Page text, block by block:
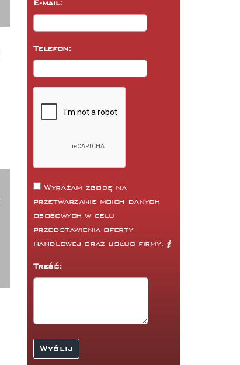
E-mail:
Telefon:
Wyrażam zgodę na
przetwarzanie moich danych
osobowych w celu
przedstawienia oferty
handlowej oraz usług firmy.
Treść: